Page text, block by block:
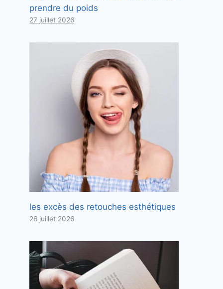
prendre du poids
27 juillet 2026
les excès des retouches esthétiques
26 juillet 2026